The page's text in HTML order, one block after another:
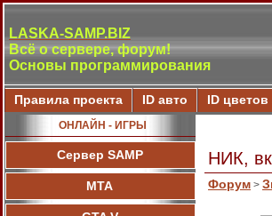
LASKA-SAMP.BIZ
Всё о сервере, форум!
Основы программирования
Правила проекта ID авто ID цветов
ОНЛАЙН - ИГРЫ
Сервер SAMP
МТА
НИК,
Форум >